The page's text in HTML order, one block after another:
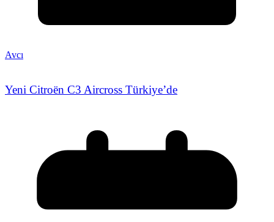
Avcı
Yeni Citroën C3 Aircross Türkiye’de